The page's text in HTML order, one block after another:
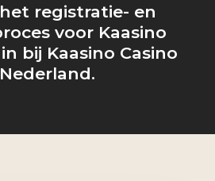
registratie- en
voor Kaasino
bij Kaasino Casino